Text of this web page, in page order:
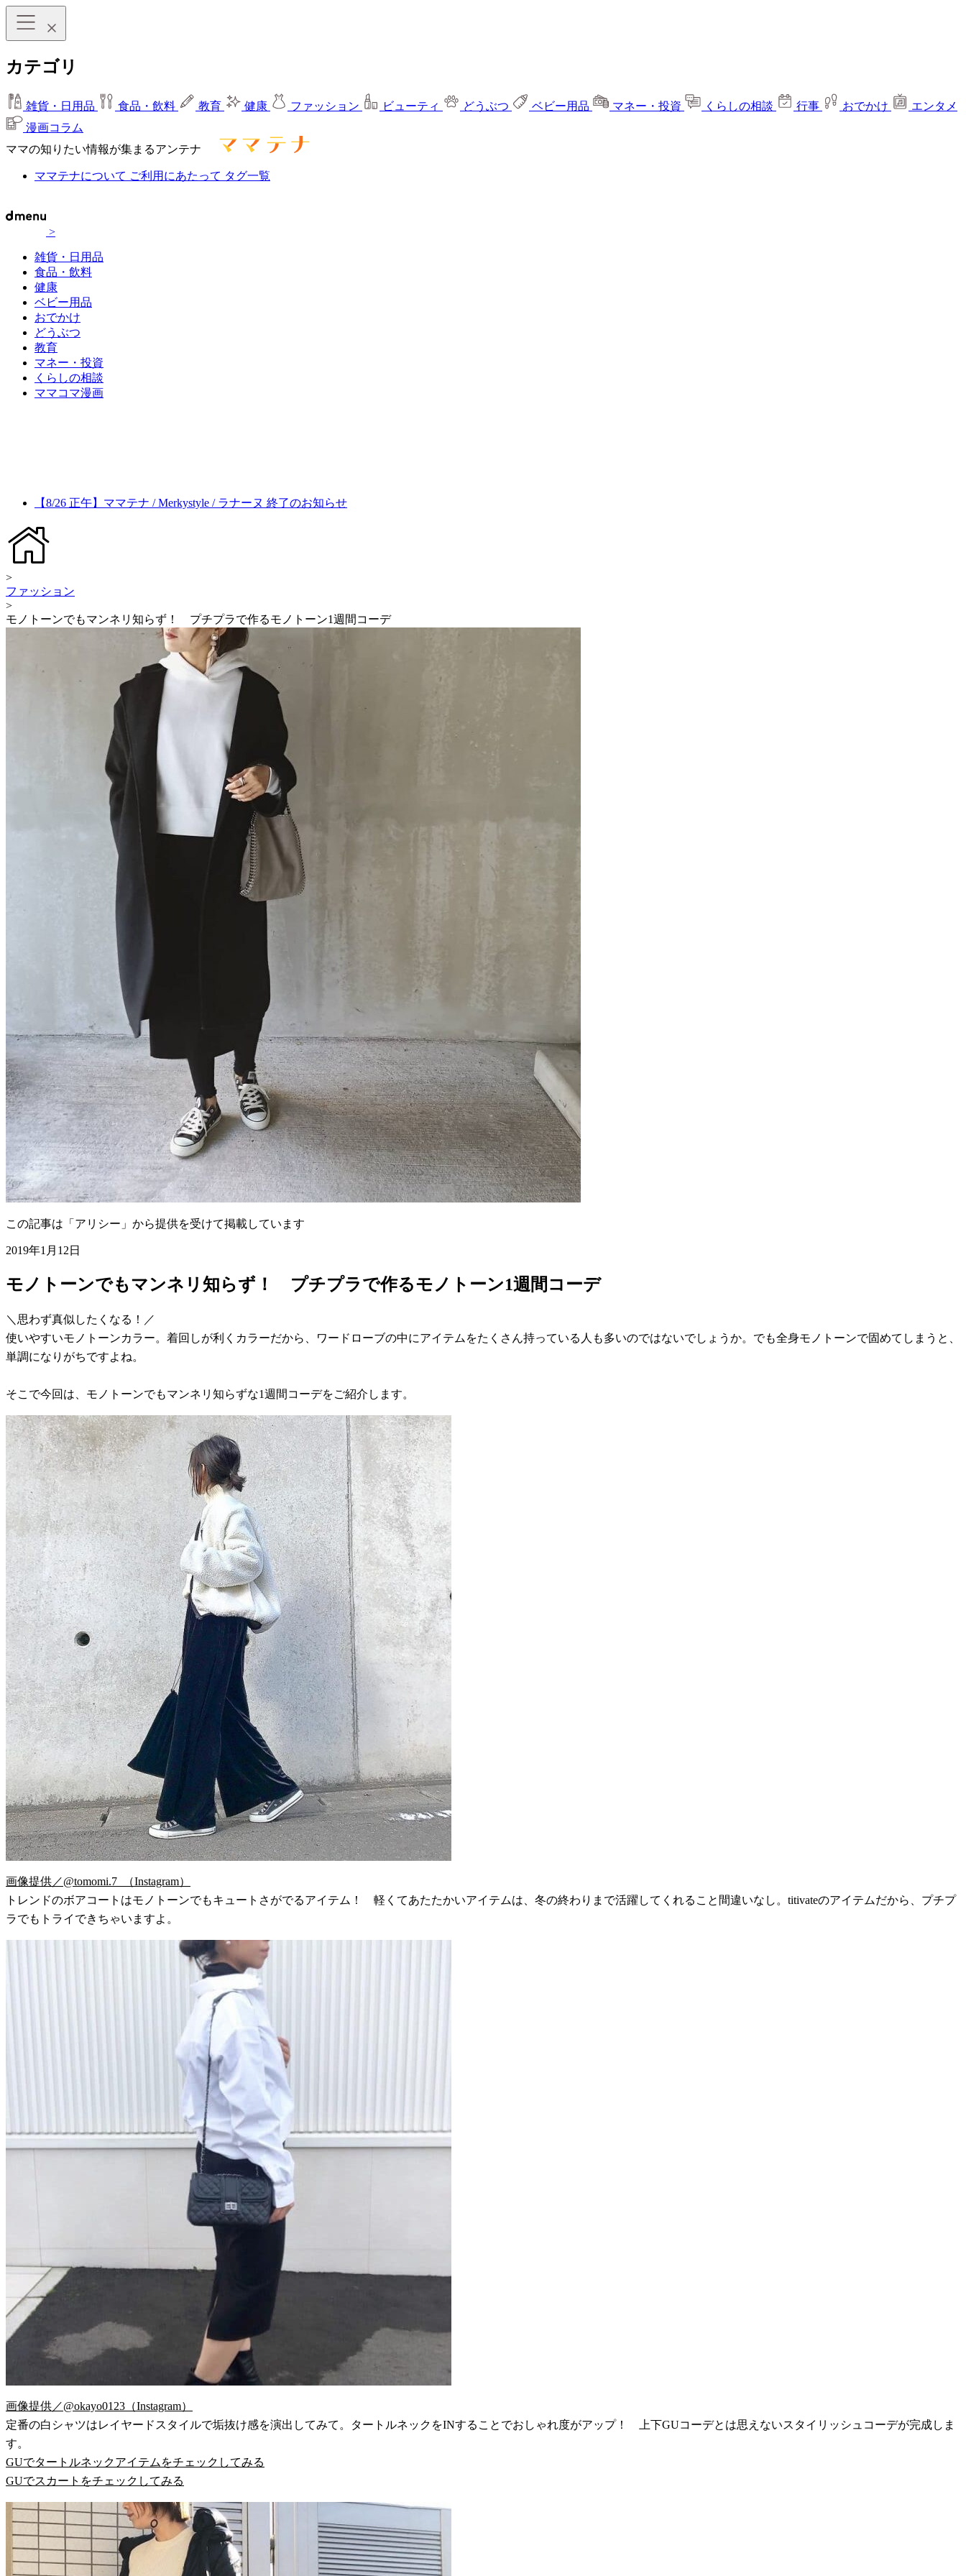
カテゴリ
雑貨・日用品 食品・飲料 教育 健康 ファッション ビューティ どうぶつ ベビー用品 マネー・投資 くらしの相談 行事 おでかけ
エンタメ
漫画コラム
ママの知りたい情報が集まるアンテナ
ママテナについて ご利用にあたって タグ一覧
>
雑貨・日用品
食品・飲料
健康
ベビー用品
おでかけ
どうぶつ
教育
マネー・投資
くらしの相談
ママコマ漫画
【8/26 正午】ママテナ / Merkystyle / ラナーヌ 終了のお知らせ
>
ファッション
>
モノトーンでもマンネリ知らず！ プチプラで作るモノトーン1週間コーデ
この記事は「アリシー」から提供を受けて掲載しています
2019年1月12日
モノトーンでもマンネリ知らず！ プチプラで作るモノトーン1週間コーデ
＼思わず真似したくなる！／
使いやすいモノトーンカラー。着回しが利くカラーだから、ワードローブの中にアイテムをたくさん持っている人も多いのではないでしょうか。でも全身モノトーンで固めてしまうと、
単調になりがちですよね。
そこで今回は、モノトーンでもマンネリ知らずな1週間コーデをご紹介します。
画像提供／@tomomi.7_（Instagram）
トレンドのボアコートはモノトーンでもキュートさがでるアイテム！ 軽くてあたたかいアイテムは、冬の終わりまで活躍してくれること間違いなし。titivateのアイテムだから、プチプ
ラでもトライできちゃいますよ。
画像提供／@okayo0123（Instagram）
定番の白シャツはレイヤードスタイルで垢抜け感を演出してみて。タートルネックをINすることでおしゃれ度がアップ！ 上下GUコーデとは思えないスタイリッシュコーデが完成しま
す。
GUでタートルネックアイテムをチェックしてみる
GUでスカートをチェックしてみる